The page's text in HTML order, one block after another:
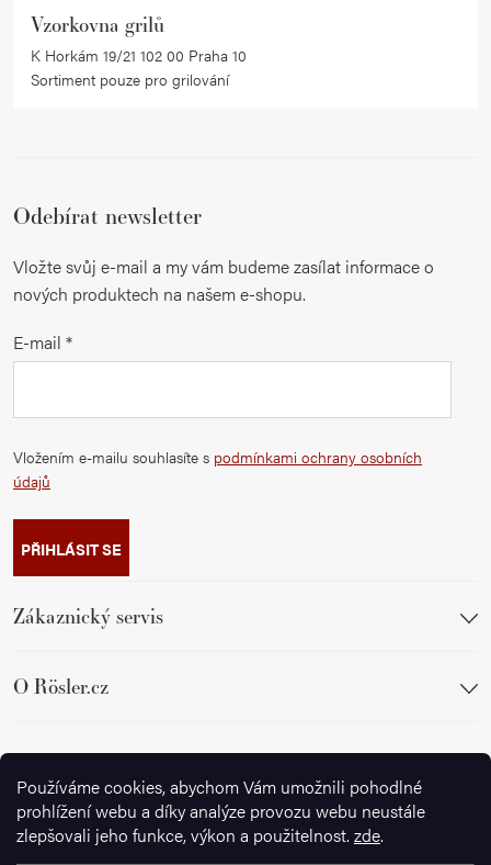
Používáme cookies, abychom Vám umožnili pohodlné
prohlížení webu a díky analýze provozu webu neustále
zlepšovali jeho funkce, výkon a použitelnost. zde.
Vzorkovna grilů
K Horkám 19/21 102 00 Praha 10
Sortiment pouze pro grilování
Odebírat newsletter
Vložte svůj e-mail a my vám budeme zasílat informace o
nových produktech na našem e-shopu.
E-mail
Vložením e-mailu souhlasíte s podmínkami ochrany osobních
údajů
PŘIHLÁSIT SE
Zákaznický servis
O Rösler.cz
Sledujte nás